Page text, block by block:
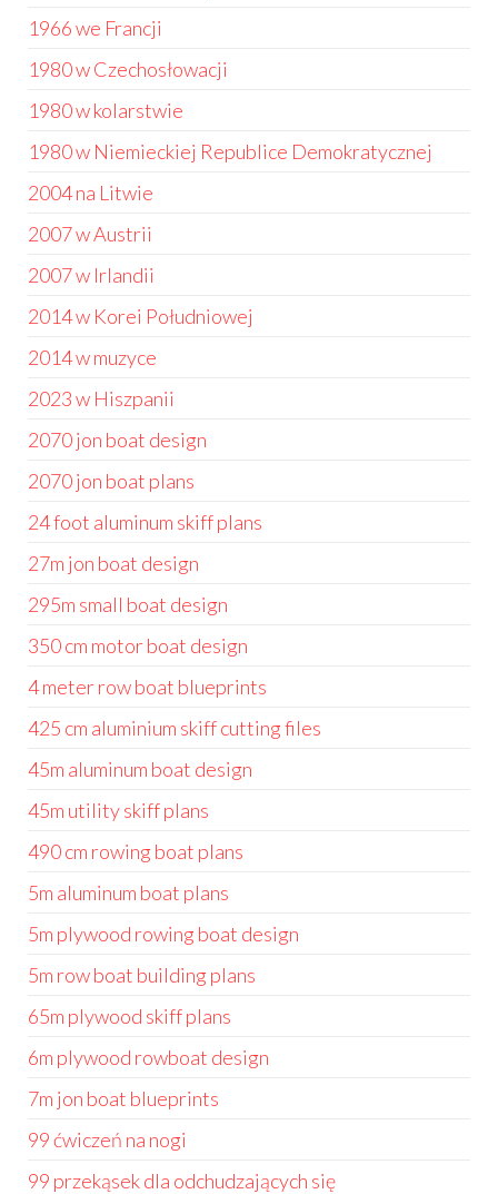
1966 we Francji
1980 w Czechosłowacji
1980 w kolarstwie
1980 w Niemieckiej Republice Demokratycznej
2004 na Litwie
2007 w Austrii
2007 w Irlandii
2014 w Korei Południowej
2014 w muzyce
2023 w Hiszpanii
2070 jon boat design
2070 jon boat plans
24 foot aluminum skiff plans
27m jon boat design
295m small boat design
350 cm motor boat design
4 meter row boat blueprints
425 cm aluminium skiff cutting files
45m aluminum boat design
45m utility skiff plans
490 cm rowing boat plans
5m aluminum boat plans
5m plywood rowing boat design
5m row boat building plans
65m plywood skiff plans
6m plywood rowboat design
7m jon boat blueprints
99 ćwiczeń na nogi
99 przekąsek dla odchudzających się